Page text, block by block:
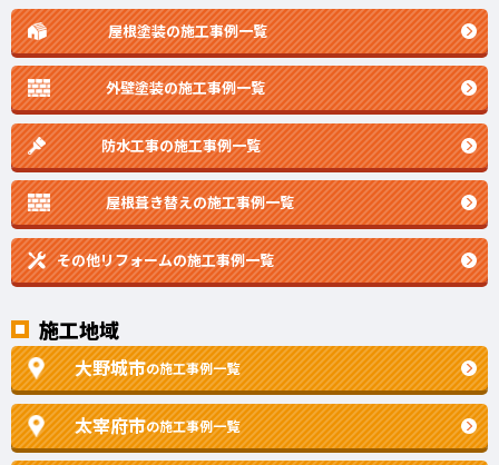
屋根塗装の施工事例一覧
外壁塗装の施工事例一覧
防水工事の施工事例一覧
屋根葺き替えの施工事例一覧
その他リフォームの施工事例一覧
施工地域
大野城市の施工事例一覧
太宰府市の施工事例一覧